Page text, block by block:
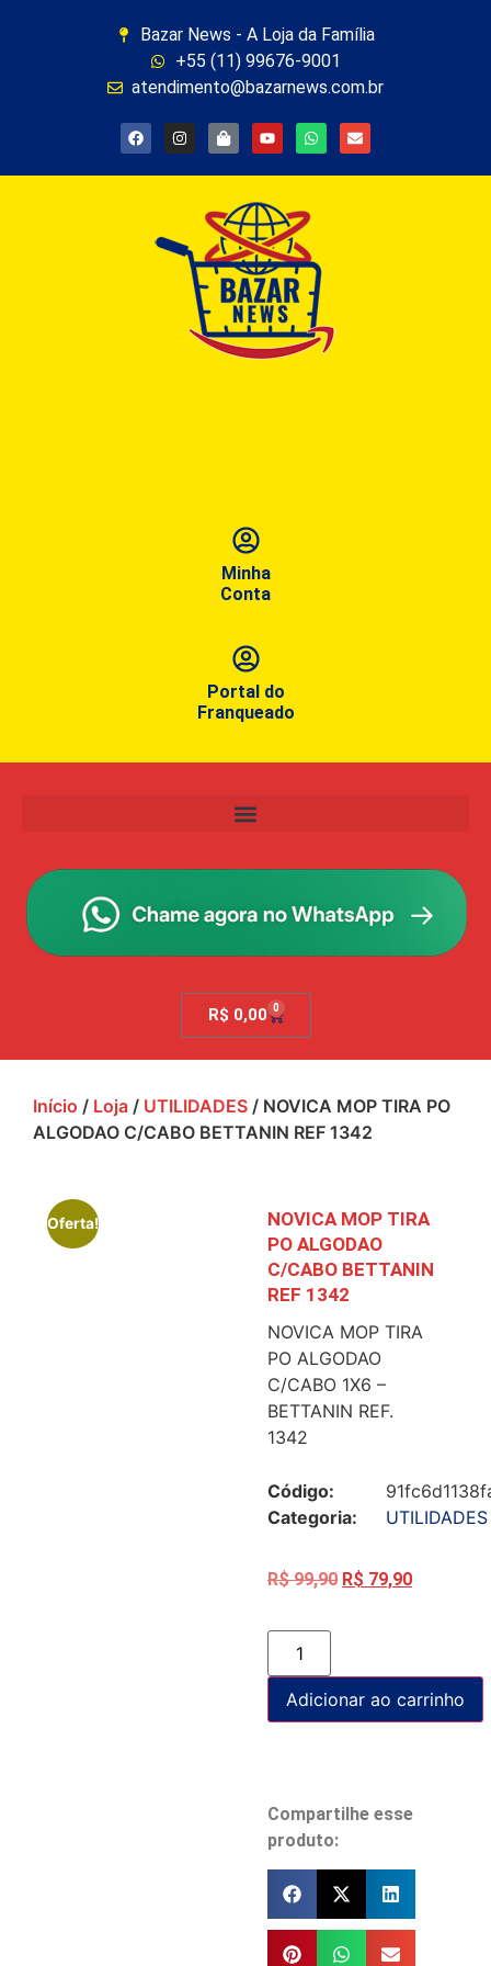
Bazar News - A Loja da Família
+55 (11) 99676-9001
atendimento@bazarnews.com.br
Minha
Conta
Portal do
Franqueado
R$ 0,00 0
Início / Loja / UTILIDADES / NOVICA MOP TIRA PO
ALGODAO C/CABO BETTANIN REF 1342
Oferta!
NOVICA MOP TIRA
PO ALGODAO
C/CABO BETTANIN
REF 1342
NOVICA MOP TIRA
PO ALGODAO
C/CABO 1X6 –
BETTANIN REF.
1342
Código:
Categoria:
UTILIDADES
R$99,90 R$ 79,90
Adicionar ao carrinho
Compartilhe esse
produto: